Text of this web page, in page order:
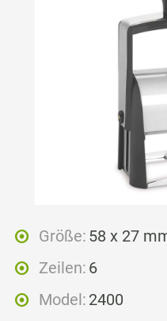
Größe: 58 x 27
Zeilen: 6
Model: 2400